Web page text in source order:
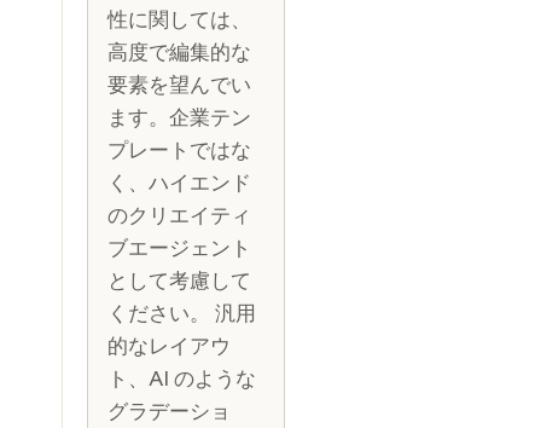
性に関しては、
高度で編集的な
要素を望んでい
ます。企業テン
プレートではな
く、ハイエンド
のクリエイティ
ブエージェント
として考慮して
ください。 汎用
的なレイアウ
ト、AI のような
グラデーショ